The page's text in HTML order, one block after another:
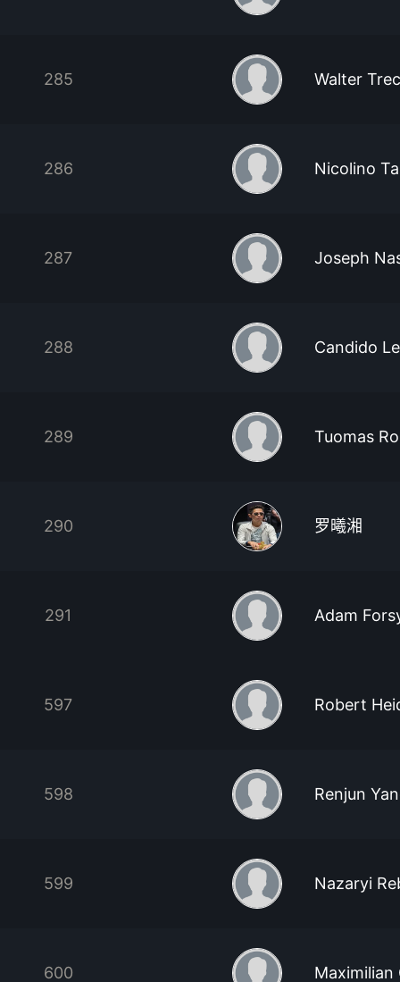
285 Walter
286 Nicolino
287 Joseph
288 Candido
289 Tuomas
290 罗曦湘
291 Adam
597 Robert
598 Renjun
599 Nazaryi
600 Maximilian